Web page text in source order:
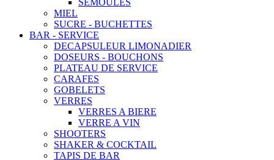
MIEL
SUCRE - BUCHETTES
BAR - SERVICE
DECAPSULEUR LIMONADIER
DOSEURS - BOUCHONS
PLATEAU DE SERVICE
CARAFES
GOBELETS
VERRES
VERRES A BIERE
VERRE A VIN
SHOOTERS
SHAKER & COCKTAIL
TAPIS DE BAR